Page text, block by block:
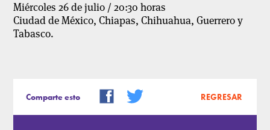
Miércoles 26 de julio / 20:30 horas
Ciudad de México, Chiapas, Chihuahua, Guerrero y
Tabasco.
Comparte esto REGRESAR